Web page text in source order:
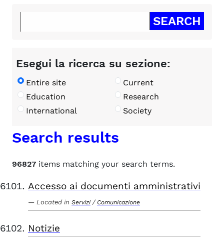
Esegui la ricerca su sezione:
Entire site
Current
Education
Research
International
Society
Search results
96827 items matching your search terms.
Accesso ai documenti amministrativi
Located in Servizi / Comunicazione
Notizie